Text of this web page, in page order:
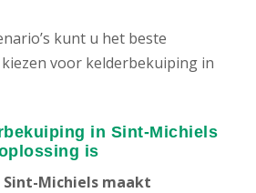
kunt u het beste
voor kelderbekuiping in
in Sint-Michiels
is
Michiels maakt